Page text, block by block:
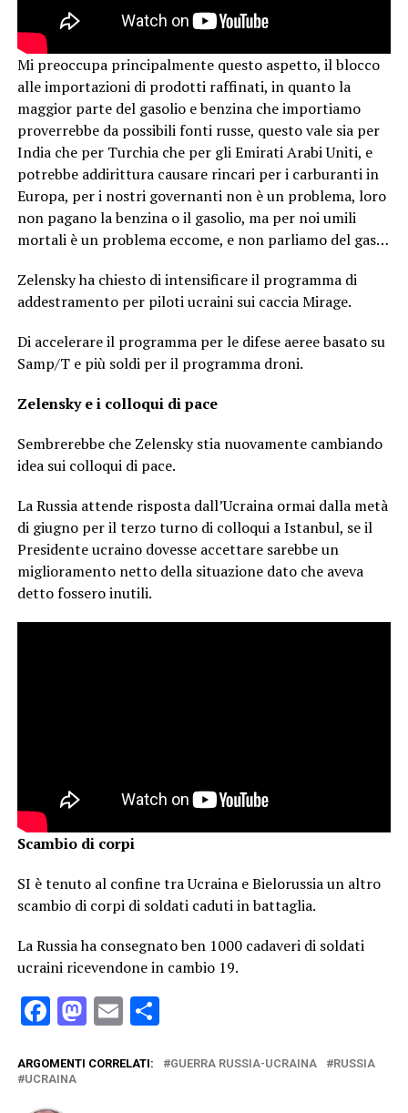
Mi preoccupa principalmente questo aspetto, il blocco
alle importazioni di prodotti raffinati, in quanto la
maggior parte del gasolio e benzina che importiamo
proverrebbe da possibili fonti russe, questo vale sia per
India che per Turchia che per gli Emirati Arabi Uniti, e
potrebbe addirittura causare rincari per i carburanti in
Europa, per i nostri governanti non è un problema, loro
non pagano la benzina o il gasolio, ma per noi umili
mortali è un problema eccome, e non parliamo del gas…
Zelensky ha chiesto di intensificare il programma di
addestramento per piloti ucraini sui caccia Mirage.
Di accelerare il programma per le difese aeree basato su
Samp/T e più soldi per il programma droni.
Zelensky e i colloqui di pace
Sembrerebbe che Zelensky stia nuovamente cambiando
idea sui colloqui di pace.
La Russia attende risposta dall’Ucraina ormai dalla metà
di giugno per il terzo turno di colloqui a Istanbul, se il
Presidente ucraino dovesse accettare sarebbe un
miglioramento netto della situazione dato che aveva
detto fossero inutili.
Scambio di corpi
SI è tenuto al confine tra Ucraina e Bielorussia un altro
scambio di corpi di soldati caduti in battaglia.
La Russia ha consegnato ben 1000 cadaveri di soldati
ucraini ricevendone in cambio 19.
Facebook
Mastodon
EmailCondividi
ARGOMENTI CORRELATI: GUERRA RUSSIA-UCRAINA
RUSSIA
UCRAINA